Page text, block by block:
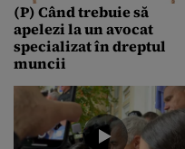
(P) Când trebuie să
apelezi la un avocat
specializat în dreptul
muncii